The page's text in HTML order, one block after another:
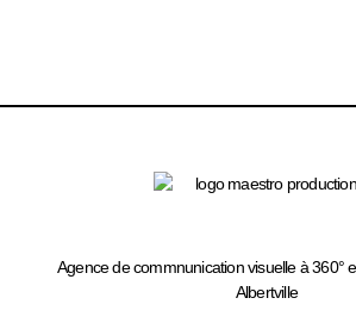
Agence de commnunication visuelle à 360°
Albertville